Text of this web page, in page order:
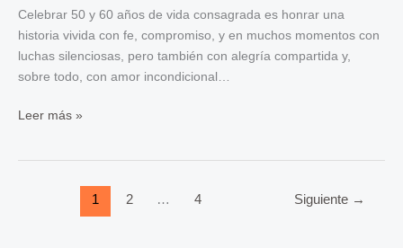
Celebrar 50 y 60 años de vida consagrada es honrar una
historia vivida con fe, compromiso, y en muchos momentos con
luchas silenciosas, pero también con alegría compartida y,
sobre todo, con amor incondicional…
Hermanas
Leer más »
1 2 … 4 Siguiente →